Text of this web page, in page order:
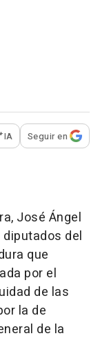
para
IA Seguir en
José Ángel
del
que
por el
de las
la de
de la